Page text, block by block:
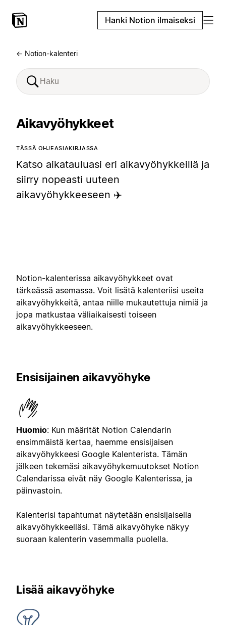
Hanki Notion ilmaiseksi
← Notion-kalenteri
Aikavyöhykkeet
TÄSSÄ OHJEASIAKIRJASSA
Katso aikatauluasi eri aikavyöhykkeillä ja
siirry nopeasti uuteen
aikavyöhykkeeseen ✈️
Notion-kalenterissa aikavyöhykkeet ovat
tärkeässä asemassa. Voit lisätä kalenteriisi useita
aikavyöhykkeitä, antaa niille mukautettuja nimiä ja
jopa matkustaa väliaikaisesti toiseen
aikavyöhykkeeseen.
Ensisijainen aikavyöhyke
Huomio: Kun määrität Notion Calendarin
ensimmäistä kertaa, haemme ensisijaisen
aikavyöhykkeesi Google Kalenterista. Tämän
jälkeen tekemäsi aikavyöhykemuutokset Notion
Calendarissa eivät näy Google Kalenterissa, ja
päinvastoin.
Kalenterisi tapahtumat näytetään ensisijaisella
aikavyöhykkeelläsi. Tämä aikavyöhyke näkyy
suoraan kalenterin vasemmalla puolella.
Lisää aikavyöhyke